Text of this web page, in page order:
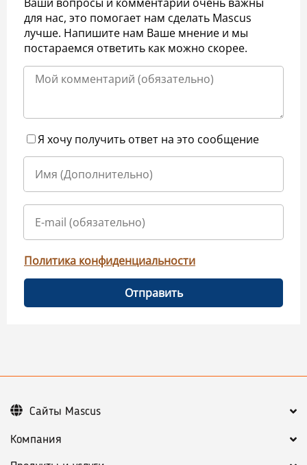
Ваши вопросы и комментарии очень важны
для нас, это помогает нам сделать Mascus
лучше. Напишите нам Ваше мнение и мы
постараемся ответить как можно скорее.
Я хочу получить ответ на это сообщение
Политика конфиденциальности
Отправить
Компания
Сайты Mascus